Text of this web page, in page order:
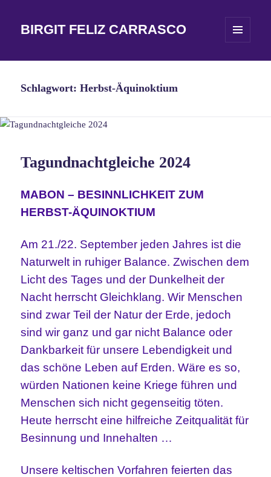
BIRGIT FELIZ CARRASCO
WIDGETS
Schlagwort:Herbst-Äquinoktium
Tagundnachtgleiche 2024
MABON – BESINNLICHKEIT ZUM
HERBST-ÄQUINOKTIUM
Am 21./22. September jeden Jahres ist die
Naturwelt in ruhiger Balance. Zwischen dem
Licht des Tages und der Dunkelheit der
Nacht herrscht Gleichklang. Wir Menschen
sind zwar Teil der Natur der Erde, jedoch
sind wir ganz und gar nicht Balance oder
Dankbarkeit für unsere Lebendigkeit und
das schöne Leben auf Erden. Wäre es so,
würden Nationen keine Kriege führen und
Menschen sich nicht gegenseitig töten.
Heute herrscht eine hilfreiche Zeitqualität für
Besinnung und Innehalten …
Unsere keltischen Vorfahren feierten das